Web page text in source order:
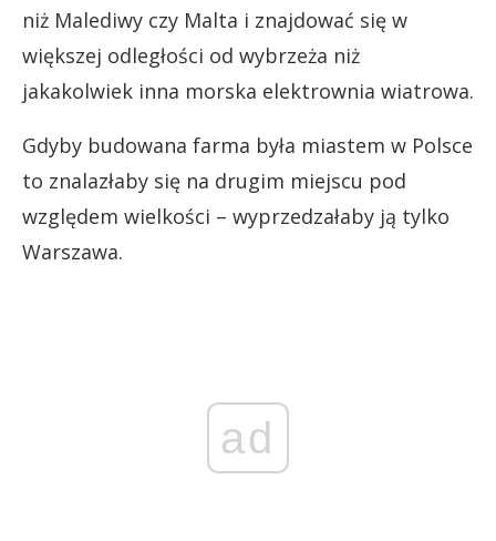
niż Malediwy czy Malta i znajdować się w
większej odległości od wybrzeża niż
jakakolwiek inna morska elektrownia wiatrowa.
Gdyby budowana farma była miastem w Polsce
to znalazłaby się na drugim miejscu pod
względem wielkości – wyprzedzałaby ją tylko
Warszawa.
ad